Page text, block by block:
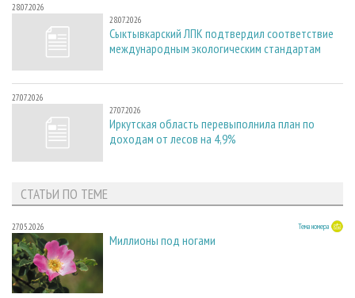
28.07.2026
28.07.2026
Сыктывкарский ЛПК подтвердил соответствие
международным экологическим стандартам
27.07.2026
27.07.2026
Иркутская область перевыполнила план по
доходам от лесов на 4,9%
СТАТЬИ ПО ТЕМЕ
27.05.2026 Тема номера
Миллионы под ногами